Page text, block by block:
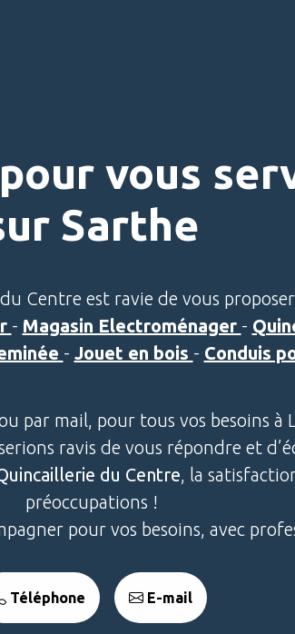
vous
Sarthe
Centre est ravie de vous
- Magasin Electroménager -
- Jouet en bois - Conduis
par mail, pour tous vos besoins
ravis de vous répondre et
du Centre, la
préoccupations !
pour vos besoins, avec
Téléphone E-mail